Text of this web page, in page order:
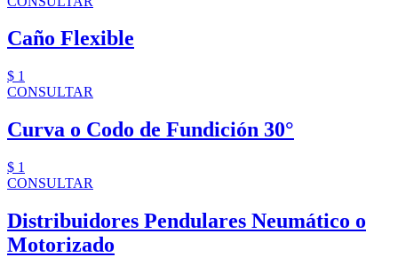
Caño Flexible
$ 1
CONSULTAR
Curva o Codo de Fundición 30°
$ 1
CONSULTAR
Distribuidores Pendulares Neumático o
Motorizado